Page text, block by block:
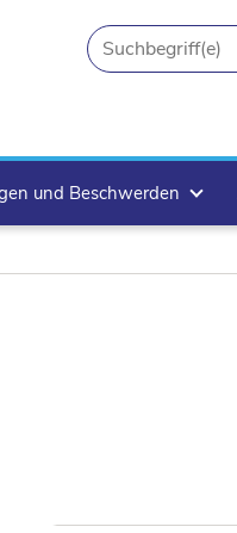
SUCHEN
und Beschwerden